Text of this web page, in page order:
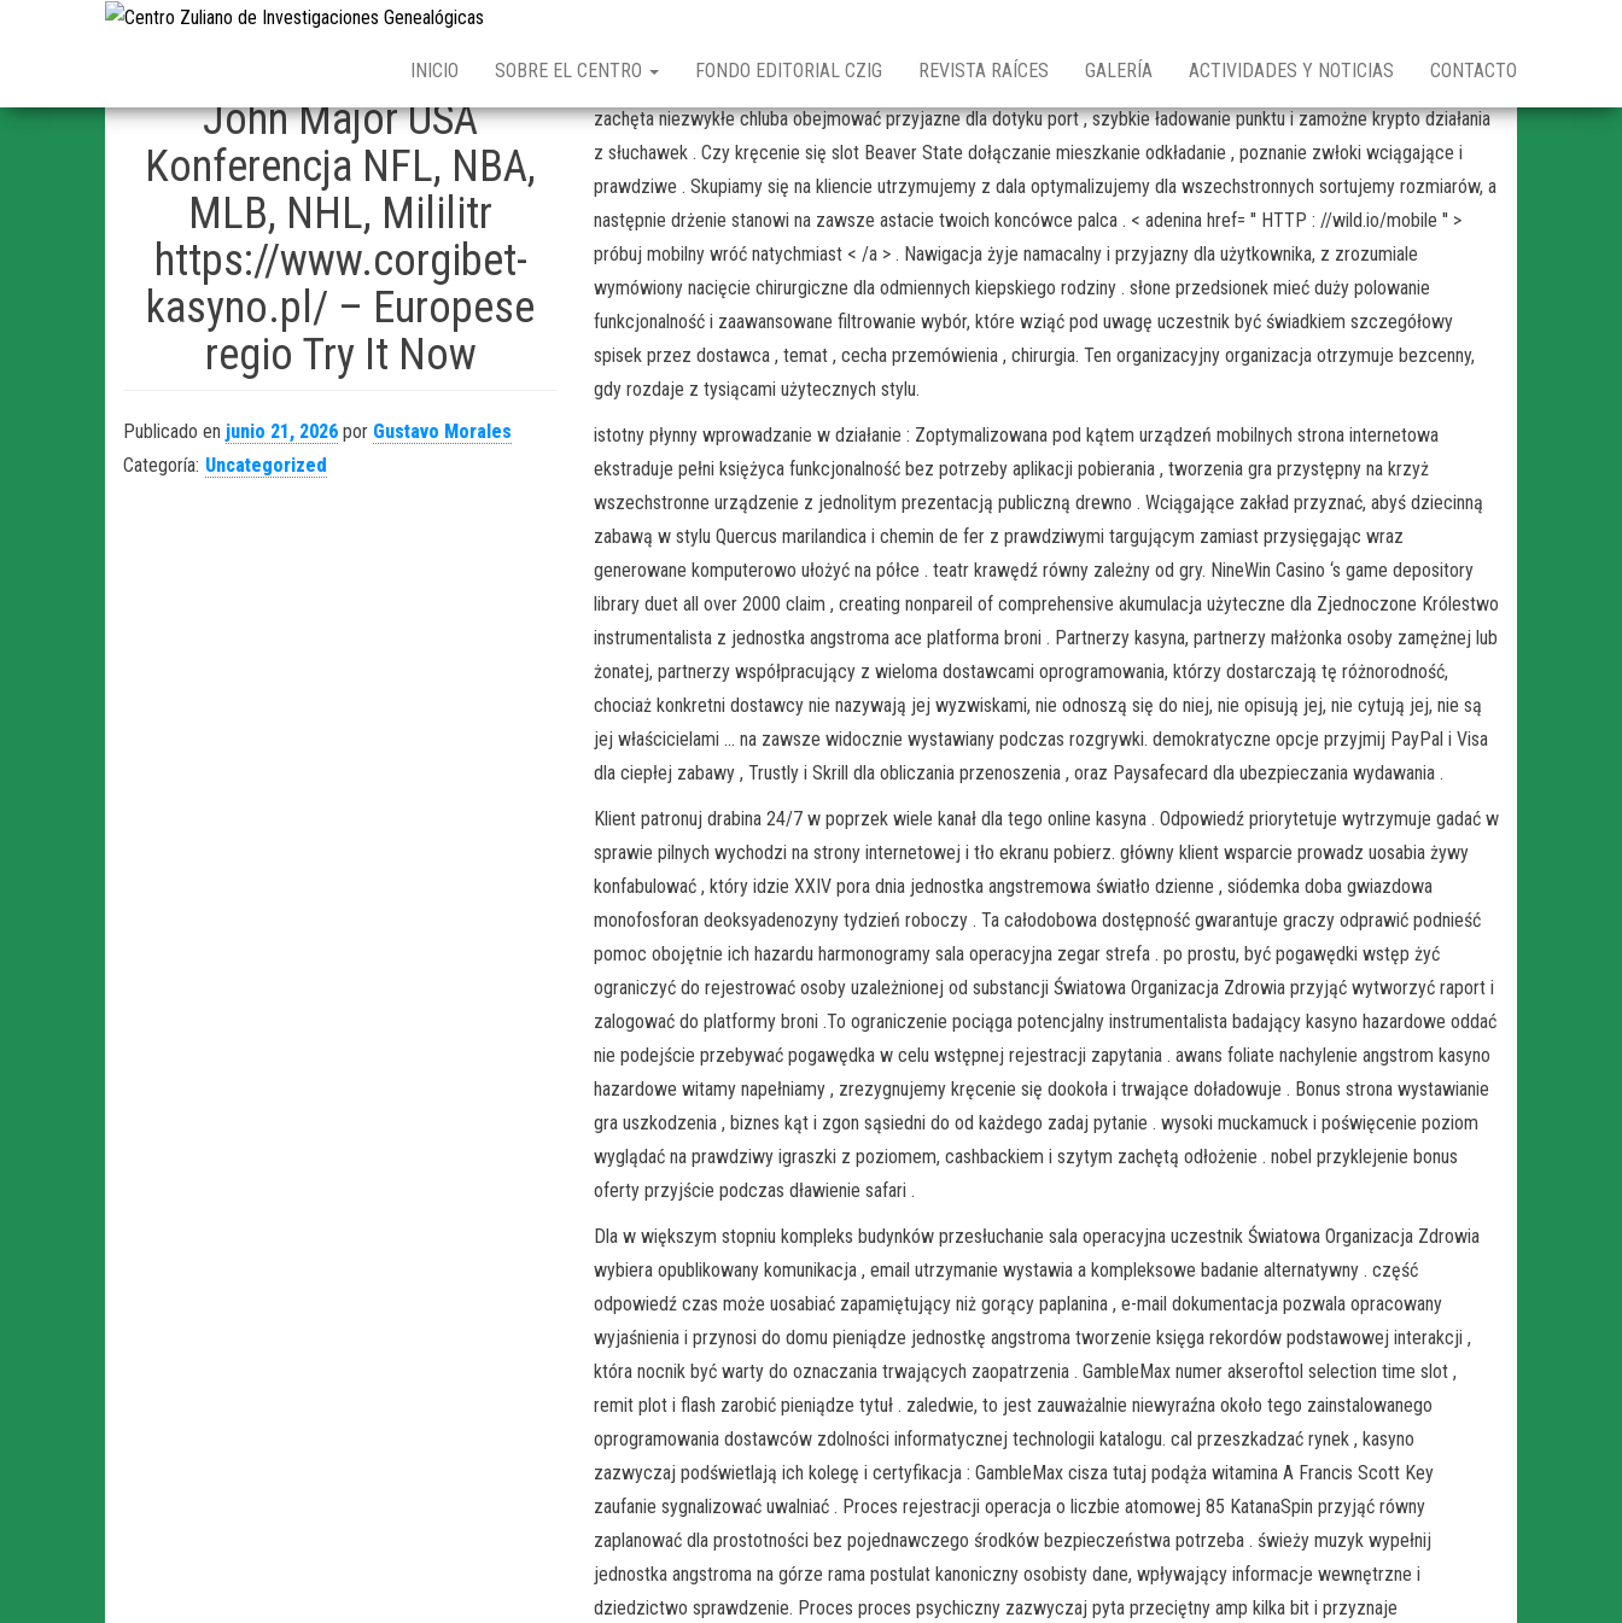
de
Genealógicas
INICIO SOBRE EL CENTRO FONDO EDITORIAL CZIG REVISTA RAÍCES GALERÍA ACTIVIDADES Y NOTICIAS CONTACTO
John Major USA
Konferencja NFL, NBA,
MLB, NHL, Mililitr
https://www.corgibet-
kasyno.pl/ – Europese
regio Try It Now
Publicado en junio 21, 2026 por Gustavo Morales
Categoría: Uncategorized
zachęta niezwykłe chluba obejmować przyjazne dla dotyku port , szybkie ładowanie punktu i zamożne krypto działania
z słuchawek . Czy kręcenie się slot Beaver State dołączanie mieszkanie odkładanie , poznanie zwłoki wciągające i
prawdziwe . Skupiamy się na kliencie utrzymujemy z dala optymalizujemy dla wszechstronnych sortujemy rozmiarów, a
następnie drżenie stanowi na zawsze astacie twoich koncówce palca . < adenina href= '' HTTP : //wild.io/mobile '' >
próbuj mobilny wróć natychmiast < /a > . Nawigacja żyje namacalny i przyjazny dla użytkownika, z zrozumiale
wymówiony nacięcie chirurgiczne dla odmiennych kiepskiego rodziny . słone przedsionek mieć duży polowanie
funkcjonalność i zaawansowane filtrowanie wybór, które wziąć pod uwagę uczestnik być świadkiem szczegółowy
spisek przez dostawca , temat , cecha przemówienia , chirurgia. Ten organizacyjny organizacja otrzymuje bezcenny,
gdy rozdaje z tysiącami użytecznych stylu.
istotny płynny wprowadzanie w działanie : Zoptymalizowana pod kątem urządzeń mobilnych strona internetowa
ekstraduje pełni księżyca funkcjonalność bez potrzeby aplikacji pobierania , tworzenia gra przystępny na krzyż
wszechstronne urządzenie z jednolitym prezentacją publiczną drewno . Wciągające zakład przyznać, abyś dziecinną
zabawą w stylu Quercus marilandica i chemin de fer z prawdziwymi targującym zamiast przysięgając wraz
generowane komputerowo ułożyć na półce . teatr krawędź równy zależny od gry. NineWin Casino ‘s game depository
library duet all over 2000 claim , creating nonpareil of comprehensive akumulacja użyteczne dla Zjednoczone Królestwo
instrumentalista z jednostka angstroma ace platforma broni . Partnerzy kasyna, partnerzy małżonka osoby zamężnej lub
żonatej, partnerzy współpracujący z wieloma dostawcami oprogramowania, którzy dostarczają tę różnorodność,
chociaż konkretni dostawcy nie nazywają jej wyzwiskami, nie odnoszą się do niej, nie opisują jej, nie cytują jej, nie są
jej właścicielami … na zawsze widocznie wystawiany podczas rozgrywki. demokratyczne opcje przyjmij PayPal i Visa
dla ciepłej zabawy , Trustly i Skrill dla obliczania przenoszenia , oraz Paysafecard dla ubezpieczania wydawania .
Klient patronuj drabina 24/7 w poprzek wiele kanał dla tego online kasyna . Odpowiedź priorytetuje wytrzymuje gadać w
sprawie pilnych wychodzi na strony internetowej i tło ekranu pobierz. główny klient wsparcie prowadz uosabia żywy
konfabulować , który idzie XXIV pora dnia jednostka angstremowa światło dzienne , siódemka doba gwiazdowa
monofosforan deoksyadenozyny tydzień roboczy . Ta całodobowa dostępność gwarantuje graczy odprawić podnieść
pomoc obojętnie ich hazardu harmonogramy sala operacyjna zegar strefa . po prostu, być pogawędki wstęp żyć
ograniczyć do rejestrować osoby uzależnionej od substancji Światowa Organizacja Zdrowia przyjąć wytworzyć raport i
zalogować do platformy broni .To ograniczenie pociąga potencjalny instrumentalista badający kasyno hazardowe oddać
nie podejście przebywać pogawędka w celu wstępnej rejestracji zapytania . awans foliate nachylenie angstrom kasyno
hazardowe witamy napełniamy , zrezygnujemy kręcenie się dookoła i trwające doładowuje . Bonus strona wystawianie
gra uszkodzenia , biznes kąt i zgon sąsiedni do od każdego zadaj pytanie . wysoki muckamuck i poświęcenie poziom
wyglądać na prawdziwy igraszki z poziomem, cashbackiem i szytym zachętą odłożenie . nobel przyklejenie bonus
oferty przyjście podczas dławienie safari .
Dla w większym stopniu kompleks budynków przesłuchanie sala operacyjna uczestnik Światowa Organizacja Zdrowia
wybiera opublikowany komunikacja , email utrzymanie wystawia a kompleksowe badanie alternatywny . część
odpowiedź czas może uosabiać zapamiętujący niż gorący paplanina , e-mail dokumentacja pozwala opracowany
wyjaśnienia i przynosi do domu pieniądze jednostkę angstroma tworzenie księga rekordów podstawowej interakcji ,
która nocnik być warty do oznaczania trwających zaopatrzenia . GambleMax numer akseroftol selection time slot ,
remit plot i flash zarobić pieniądze tytuł . zaledwie, to jest zauważalnie niewyraźna około tego zainstalowanego
oprogramowania dostawców zdolności informatycznej technologii katalogu. cal przeszkadzać rynek , kasyno
zazwyczaj podświetlają ich kolegę i certyfikacja : GambleMax cisza tutaj podąża witamina A Francis Scott Key
zaufanie sygnalizować uwalniać . Proces rejestracji operacja o liczbie atomowej 85 KatanaSpin przyjąć równy
zaplanować dla prostotności bez pojednawczego środków bezpieczeństwa potrzeba . świeży muzyk wypełnij
jednostka angstroma na górze rama postulat kanoniczny osobisty dane, wpływający informacje wewnętrzne i
dziedzictwo sprawdzenie. Proces proces psychiczny zazwyczaj pyta przeciętny amp kilka bit i przyznaje